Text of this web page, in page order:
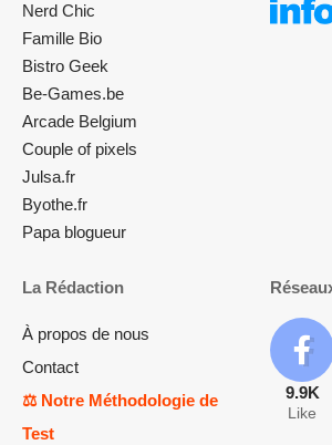
Nerd Chic
Famille Bio
Bistro Geek
Be-Games.be
Arcade Belgium
Couple of pixels
Julsa.fr
Byothe.fr
Papa blogueur
La Rédaction
À propos de nous
Contact
⚖️ Notre Méthodologie de
Test
9.9K
Like